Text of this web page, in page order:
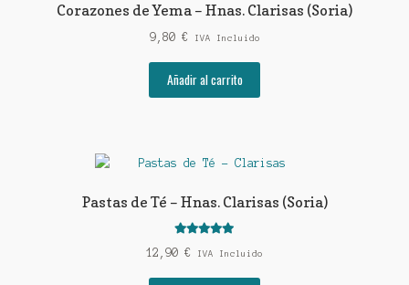
Corazones de Yema – Hnas. Clarisas (Soria)
9,80 € IVA Incluido
Añadir al carrito
Pastas de Té – Hnas. Clarisas (Soria)
12,90 € IVA Incluido